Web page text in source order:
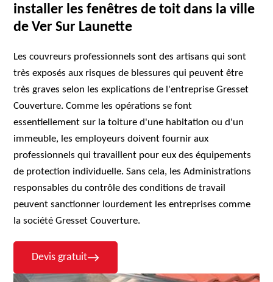
installer les fenêtres de toit dans la ville
de Ver Sur Launette
Les couvreurs professionnels sont des artisans qui sont
très exposés aux risques de blessures qui peuvent être
très graves selon les explications de l'entreprise Gresset
Couverture. Comme les opérations se font
essentiellement sur la toiture d'une habitation ou d'un
immeuble, les employeurs doivent fournir aux
professionnels qui travaillent pour eux des équipements
de protection individuelle. Sans cela, les Administrations
responsables du contrôle des conditions de travail
peuvent sanctionner lourdement les entreprises comme
la société Gresset Couverture.
Devis gratuit